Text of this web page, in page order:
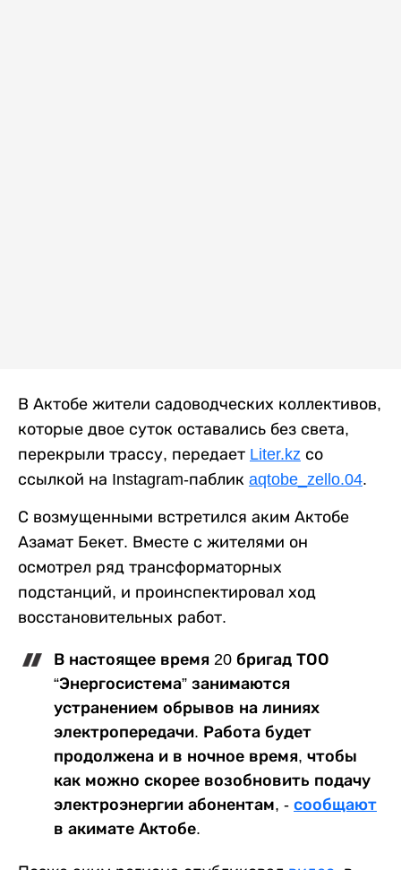
В Актобе жители садоводческих коллективов,
которые двое суток оставались без света,
перекрыли трассу, передает Liter.kz со
ссылкой на Instagram-паблик aqtobe_zello.04.
С возмущенными встретился аким Актобе
Азамат Бекет. Вместе с жителями он
осмотрел ряд трансформаторных
подстанций, и проинспектировал ход
восстановительных работ.
В настоящее время 20 бригад ТОО
“Энергосистема” занимаются
устранением обрывов на линиях
электропередачи. Работа будет
продолжена и в ночное время, чтобы
как можно скорее возобновить подачу
электроэнергии абонентам, - сообщают
в акимате Актобе.